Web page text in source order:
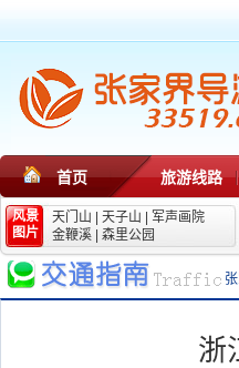
首页 旅游线路
风景
图片
天门山 天子山
军声画院
金鞭溪
森里公园
浙